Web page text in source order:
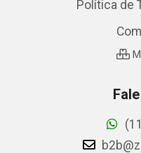
Política de